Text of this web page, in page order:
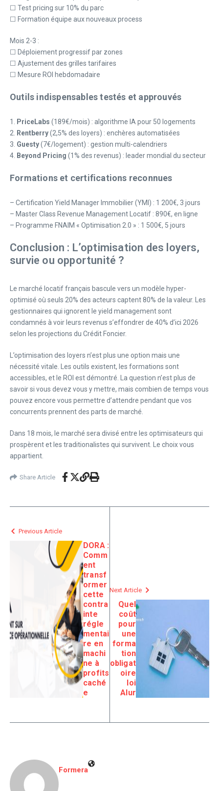
☐ Test pricing sur 10% du parc
☐ Formation équipe aux nouveaux process
Mois 2-3 :
☐ Déploiement progressif par zones
☐ Ajustement des grilles tarifaires
☐ Mesure ROI hebdomadaire
Outils indispensables testés et approuvés
1. PriceLabs (189€/mois) : algorithme IA pour 50 logements
2.
Rentberry(2,5% des loyers) : enchères automatisées
3. Guesty(7€/logement) : gestion multi-calendriers
4. Beyond Pricing (1% des revenus) : leader mondial du secteur
Formations et certifications reconnues
– Certification Yield Manager Immobilier (YMI) : 1 200€, 3 jours
– Master Class Revenue Management Locatif : 890€, en ligne
– Programme FNAIM « Optimisation 2.0 » : 1 500€, 5 jours
Conclusion : L’optimisation des loyers,
survie ou opportunité ?
Le marché locatif français bascule vers un modèle hyper-
optimisé où seuls 20% des acteurs captent 80% de la valeur. Les
gestionnaires qui ignorent le yield management sont
condamnés à voir leurs revenus s’effondrer de 40% d’ici 2026
selon les projections du Crédit Foncier.
L’optimisation des loyers n’est plus une option mais une
nécessité vitale. Les outils existent, les formations sont
accessibles, et le ROI est démontré. La question n’est plus de
savoir si vous devez vous y mettre, mais combien de temps vous
pouvez encore vous permettre d’attendre pendant que vos
concurrents prennent des parts de marché.
Dans 18 mois, le marché sera divisé entre les optimisateurs qui
prospèrent et les traditionalistes qui survivent. Le choix vous
appartient.
Share Article
Previous Article
DORA :
Comm
ent
transf
ormer
cette
contra
inte
régle
mentai
re en
machi
ne à
profits
caché
e
Next Article
Quel
coût
pour
une
forma
tion
obligat
oire
loi
Alur
Formera